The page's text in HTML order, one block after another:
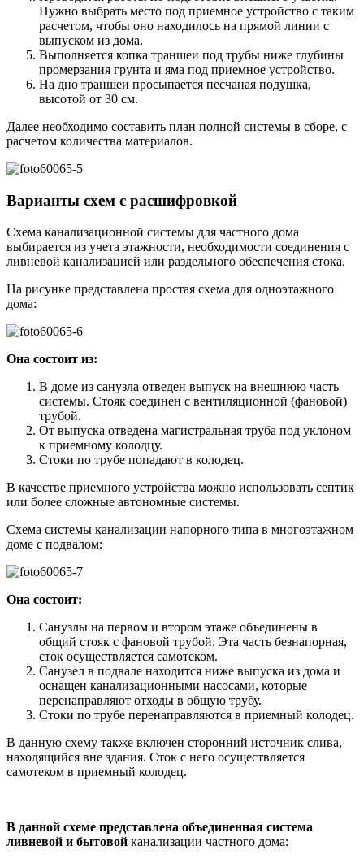
Нужно выбрать место под приемное устройство с таким
расчетом, чтобы оно находилось на прямой линии с
выпуском из дома.
Выполняется копка траншеи под трубы ниже глубины
промерзания грунта и яма под приемное устройство.
На дно траншеи просыпается песчаная подушка,
высотой от 30 см.
Далее необходимо составить план полной системы в сборе, с
расчетом количества материалов.
Варианты схем с расшифровкой
Схема канализационной системы для частного дома
выбирается из учета этажности, необходимости соединения с
ливневой канализацией или раздельного обеспечения стока.
На рисунке представлена простая схема для одноэтажного
дома:
Она состоит из:
В доме из санузла отведен выпуск на внешнюю часть
системы. Стояк соединен с вентиляционной (фановой)
трубой.
От выпуска отведена магистральная труба под уклоном
к приемному колодцу.
Стоки по трубе попадают в колодец.
В качестве приемного устройства можно использовать септик
или более сложные автономные системы.
Схема системы канализации напорного типа в многоэтажном
доме с подвалом:
Она состоит:
Санузлы на первом и втором этаже объединены в
общий стояк с фановой трубой. Эта часть безнапорная,
сток осуществляется самотеком.
Санузел в подвале находится ниже выпуска из дома и
оснащен канализационными насосами, которые
перенаправляют отходы в общую трубу.
Стоки по трубе перенаправляются в приемный колодец.
В данную схему также включен сторонний источник слива,
находящийся вне здания. Сток с него осуществляется
самотеком в приемный колодец.
В данной схеме представлена объединенная система
ливневой и бытовой канализации частного дома: